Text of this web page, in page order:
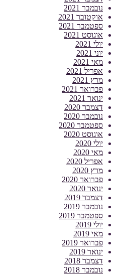
נובמבר 2021
אוקטובר 2021
ספטמבר 2021
אוגוסט 2021
יולי 2021
יוני 2021
מאי 2021
אפריל 2021
מרץ 2021
פברואר 2021
ינואר 2021
דצמבר 2020
נובמבר 2020
ספטמבר 2020
אוגוסט 2020
יולי 2020
מאי 2020
אפריל 2020
מרץ 2020
פברואר 2020
ינואר 2020
דצמבר 2019
נובמבר 2019
ספטמבר 2019
יולי 2019
מאי 2019
פברואר 2019
ינואר 2019
דצמבר 2018
נובמבר 2018